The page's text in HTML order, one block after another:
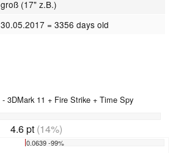
groß (17" z.B.)
30.05.2017 = 3356 days old
- 3DMark 11 + Fire Strike + Time Spy
4.6 pt(14%)
0.0639 -99%